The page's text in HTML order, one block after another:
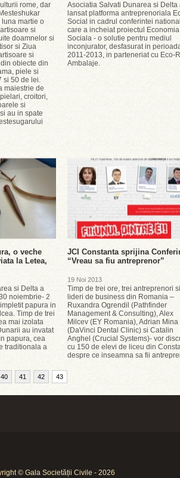
rome, dar
luna martie o
si
doamnelor si
si Ziua
si
obiecte din
piele si
si 50 de lei.
maiestrie de
croitori,
si
au in spate
Asociatia Salvati Dunarea si Delta
lansat platforma antreprenoriala
Social in cadrul conferintei
care a incheiat proiectul Economia
Sociala - o solutie pentru mediul
inconjurator, desfasurat in
2011-2013, in parteneriat cu Eco-
Ambalaje.
o veche
la Letea,
si Delta a
noiembrie- 2
papura in
Timp de trei
mai izolata
au invatat
papura, cea
traditionala a
JCI Constanta sprijina
“Vreau sa fiu antreprenor”
19 Noi 2013
Timp de trei ore, trei antreprenori si
lideri de business din Romania –
Ruxandra Ogrendil (Pathfinder
Management & Consulting), Alex
Milcev (EY Romania), Adrian Mina
(DaVinci Dental Clinic) si Catalin
Anghel (Crucial Systems)- vor
cu 150 de elevi de liceu din
despre ce inseamna sa fii
40 41 42 43
© Gala Societății Civile - 2026